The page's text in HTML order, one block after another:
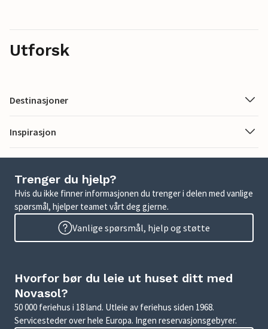
Utforsk
Destinasjoner
Inspirasjon
Trenger du hjelp?
Hvis du ikke finner informasjonen du trenger i delen med vanlige
spørsmål, hjelper teamet vårt deg gjerne.
Vanlige spørsmål, hjelp og støtte
Hvorfor bør du leie ut huset ditt med
Novasol?
50 000 feriehus i 18 land. Utleie av feriehus siden 1968.
Servicesteder over hele Europa. Ingen reservasjonsgebyrer.